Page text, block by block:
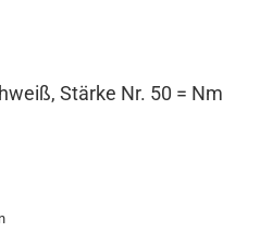
Stärke Nr. 50 = Nm